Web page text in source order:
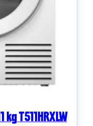
T511HRXLW